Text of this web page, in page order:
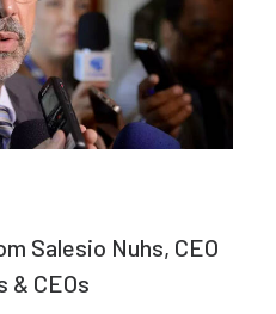
Salesio Nuhs, CEO
& CEOs